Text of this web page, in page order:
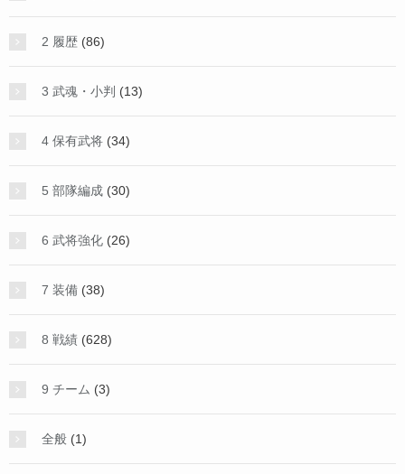
2 履歴 (86)
3 武魂・小判 (13)
4 保有武将 (34)
5 部隊編成 (30)
6 武将強化 (26)
7 装備 (38)
8 戦績 (628)
9 チーム (3)
全般 (1)